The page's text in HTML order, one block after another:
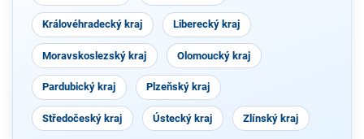
Královéhradecký kraj Liberecký kraj
Moravskoslezský kraj Olomoucký kraj
Pardubický kraj Plzeňský kraj
Středočeský kraj Ústecký kraj Zlínský kraj